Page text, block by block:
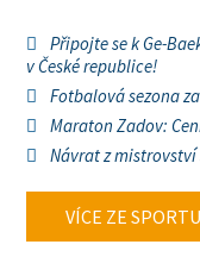
Připojte se k Ge-
v České republice!
Fotbalová sezona
Maraton Zadov:
Návrat z mistrovství
VÍCE ZE SPORTU